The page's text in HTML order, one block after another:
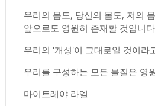
우리의 몸도, 당신의 몸도, 저의
앞으로도 영원히 존재할 것입니
우리의 '개성'이 그대로일 것이라
우리를 구성하는 모든 물질은 영
마이트레야 라엘